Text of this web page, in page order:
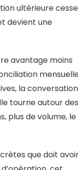
ultérieure cesse
devient une
avantage moins
la conversation
tourne autour des
plus de volume, le
que doit